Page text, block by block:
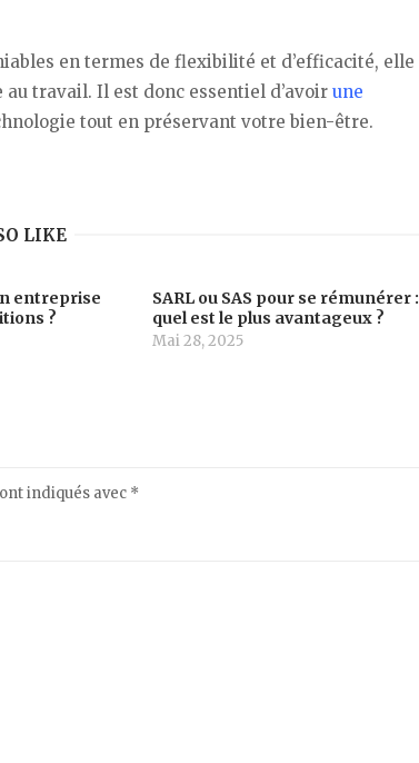
en termes de flexibilité et d’efficacité, elle
travail. Il est donc essentiel d’avoir une
tout en préservant votre bien-être.
LIKE
entreprise
?
SARL ou SAS pour se rémunérer :
quel est le plus avantageux ?
Mai 28, 2025
indiqués avec *